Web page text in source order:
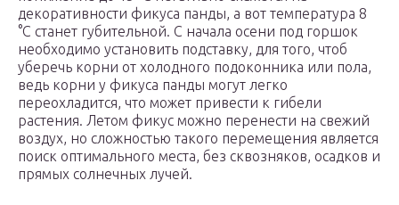
декоративности фикуса панды, а вот температура 8
°C станет губительной. С начала осени под горшок
необходимо установить подставку, для того, чтоб
уберечь корни от холодного подоконника или пола,
ведь корни у фикуса панды могут легко
переохладится, что может привести к гибели
растения. Летом фикус можно перенести на свежий
воздух, но сложностью такого перемещения является
поиск оптимального места, без сквозняков, осадков и
прямых солнечных лучей.